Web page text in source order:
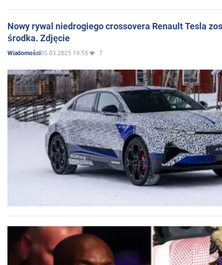
Nowy rywal niedrogiego crossovera Renault Tesla
środka. Zdjęcie
Wiadomości05.03.2025 19:55 7